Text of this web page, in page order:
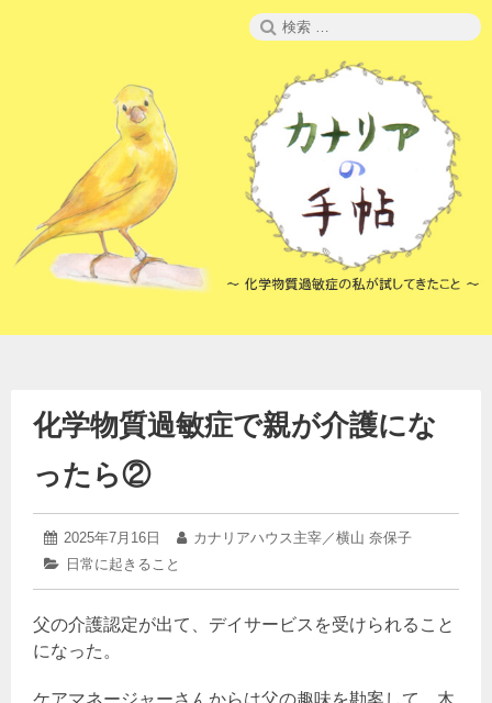
検
索:
化学物質過敏症で親が介護にな
ったら②
投
稿
2025年7月16日
2025
7
月
日
投
カナリアハウス主宰／横山 奈保子
カ
リ
日常に起きること
父の介護認定が出て、デイサービスを受けられること
になった。